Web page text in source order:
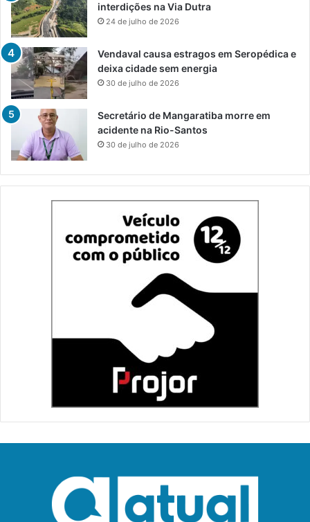
interdições na Via Dutra
24 de julho de 2026
Vendaval causa estragos em Seropédica e
deixa cidade sem energia
30 de julho de 2026
Secretário de Mangaratiba morre em
acidente na Rio-Santos
30 de julho de 2026